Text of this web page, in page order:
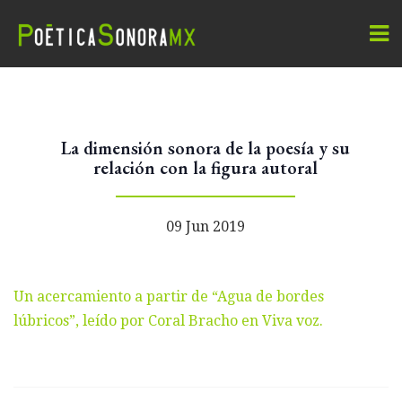
La dimensión sonora de la poesía y su
relación con la figura autoral
09 Jun 2019
Un acercamiento a partir de “Agua de bordes
lúbricos”, leído por Coral Bracho en Viva voz.